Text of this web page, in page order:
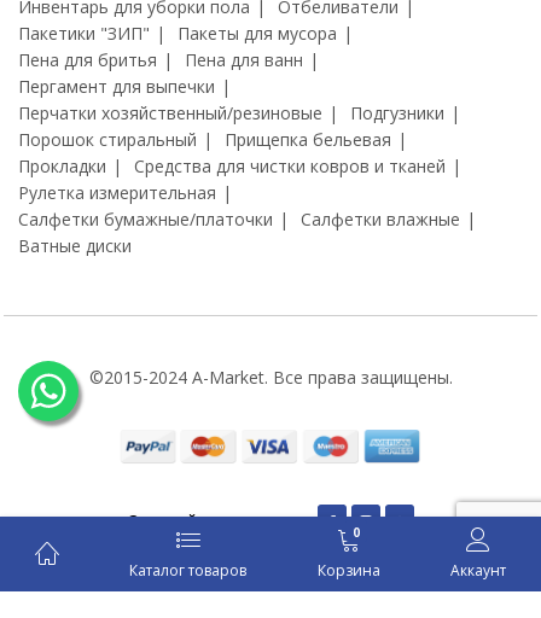
Инвентарь для уборки пола
Отбеливатели
Пакетики "ЗИП"
Пакеты для мусора
Пена для бритья
Пена для ванн
Пергамент для выпечки
Перчатки хозяйственный/резиновые
Подгузники
Порошок стиральный
Прищепка бельевая
Прокладки
Средства для чистки ковров и тканей
Рулетка измерительная
Салфетки бумажные/платочки
Салфетки влажные
Ватные диски
©2015-2024 A-Market. Все права защищены.
Оставайся на связи:
Каталог товаров
0
Корзина Аккаунт